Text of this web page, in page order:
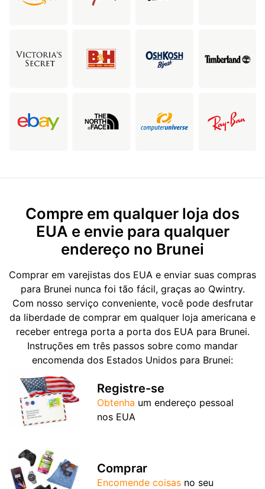
Compre em qualquer loja dos
EUA e envie para qualquer
endereço no Brunei
Comprar em varejistas dos EUA e enviar suas compras
para Brunei nunca foi tão fácil, graças ao Qwintry.
Com nosso serviço conveniente, você pode desfrutar
da liberdade de comprar em qualquer loja americana e
receber entrega porta a porta dos EUA para Brunei.
Instruções em três passos sobre como mandar
encomenda dos Estados Unidos para Brunei:
Registre-se
Obtenha um endereço pessoal
nos EUA
Comprar
Encomende coisas no seu